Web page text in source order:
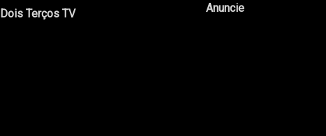
Dois Terços TV
Anuncie